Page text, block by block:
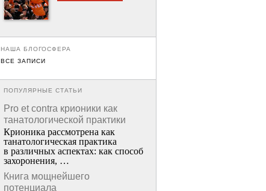
НАША БЛОГОСФЕРА
ВСЕ ЗАПИСИ
ПОПУЛЯРНЫЕ СТАТЬИ
Pro et contra крионики как
танатологической практики
Крионика рассмотрена как
танатологическая практика
в различных аспектах: как способ
захоронения, …
Книга мощнейшего
потенциала